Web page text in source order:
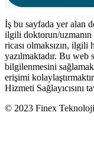
İş bu sayfada yer alan
ilgili doktorun/
ricası olmaksızın, ilgili
yazılmaktadır. Bu web
bilgilenmesini
erişimi
Hizmeti Sağlayıcısını
© 2023 Finex